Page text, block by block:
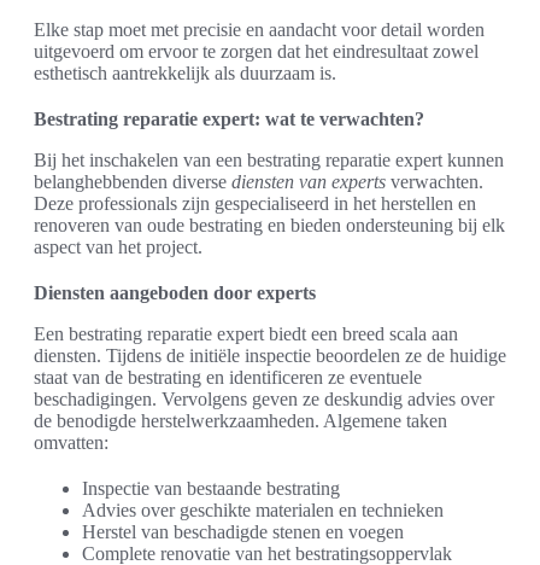
Elke stap moet met precisie en aandacht voor detail worden
uitgevoerd om ervoor te zorgen dat het eindresultaat zowel
esthetisch aantrekkelijk als duurzaam is.
Bestrating reparatie expert: wat te verwachten?
Bij het inschakelen van een bestrating reparatie expert kunnen
belanghebbenden diverse diensten van experts verwachten.
Deze professionals zijn gespecialiseerd in het herstellen en
renoveren van oude bestrating en bieden ondersteuning bij elk
aspect van het project.
Diensten aangeboden door experts
Een bestrating reparatie expert biedt een breed scala aan
diensten. Tijdens de initiële inspectie beoordelen ze de huidige
staat van de bestrating en identificeren ze eventuele
beschadigingen. Vervolgens geven ze deskundig advies over
de benodigde herstelwerkzaamheden. Algemene taken
omvatten:
Inspectie van bestaande bestrating
Advies over geschikte materialen en technieken
Herstel van beschadigde stenen en voegen
Complete renovatie van het bestratingsoppervlak